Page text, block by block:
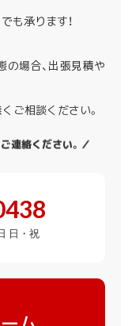
も承ります！
の場合、出張見積や
ご相談ください。
連絡ください。／
日・祝